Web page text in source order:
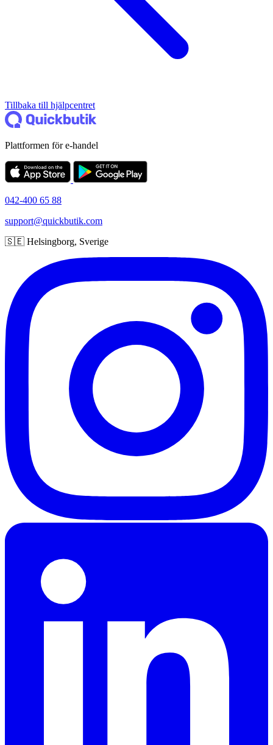
Tillbaka till hjälpcentret
Plattformen för e-handel
042-400 65 88
support@quickbutik.com
🇸🇪 Helsingborg, Sverige